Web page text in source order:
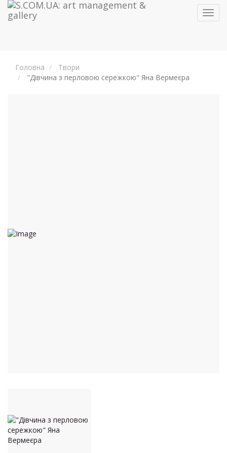
Головна
Твори
"Дівчина з перловою сережкою" Яна Вермеєра